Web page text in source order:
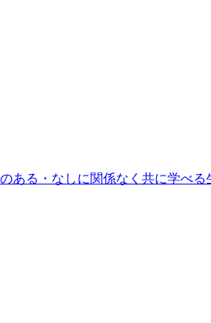
る・なしに関係なく共に学べる